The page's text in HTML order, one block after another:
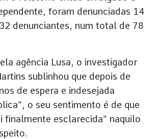
foram denunciadas 14
denunciantes, num total de 78
agência Lusa, o investigador
sublinhou que depois de
de espera e indesejada
o seu sentimento é de que
finalmente esclarecida” naquilo